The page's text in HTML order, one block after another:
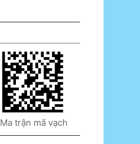
Ma trận mã vạch